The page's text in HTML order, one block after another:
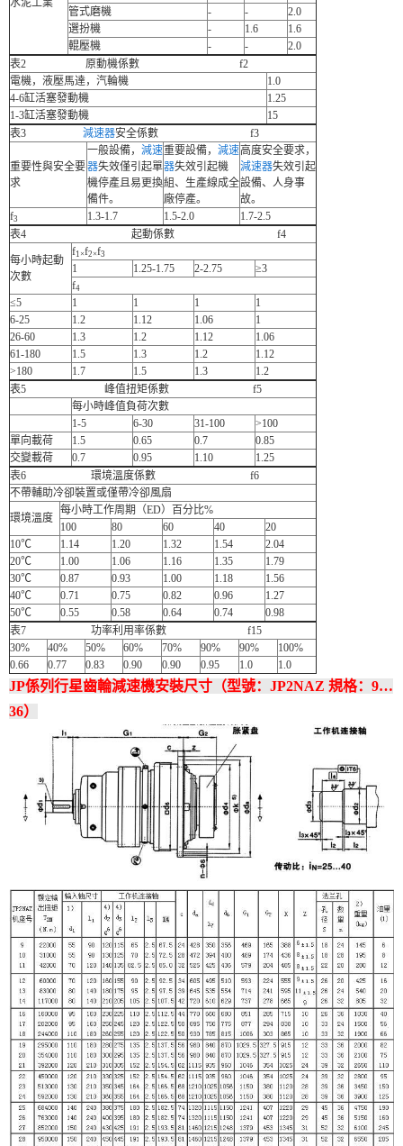
管式磨機
- -
2.0
選扮機
- 1.6
1.6
輥壓機
- -
2.0
表2 原動機係數 f2
電機，液壓馬達，汽輪機
1.0
4-6缸活塞發動機
1.25
1-3缸活塞發動機
15
表3 減速器安全係數 f3
重要性與安全要
求
一般設備， 減速
器失效僅引起單
機停產且易更換
備件。
重要設備， 減速
器失效引起機
組、生產線成全
廠停產。
高度安全要求，
減速器失效引起
設備、人身事
故。
f3 1.3-1.7 1.5-2.0
1.7-2.5
表4 起動係數 f4
每小時起動
次數
f­1 ×f2 ×f3
1 1.25-1.75 2-2.75
≥3
f4
≤5 1 1 1
1
6-25
1.2 1.12 1.06
1
26-60
1.3 1.2 1.12
1.06
61-180
1.5 1.3 1.2
1.12
>180
1.7 1.5 1.3
1.2
表5 峰值扭矩係數 f5
每小時峰值負荷次數
1-5
6-30 31-100
>100
單向載荷
1.5 0.65 0.7
0.85
交變載荷
0.7 0.95 1.10
1.25
表6 環境溫度係數 f6
不帶輔助冷卻裝置或僅帶冷卻風扇
環境溫度
每小時工作周期（ED）百分比%
100
80 60 40
20
10℃
1.14 1.20 1.32 1.54
2.04
20℃
1.00 1.06 1.16 1.35
1.79
30℃
0.87 0.93 1.00 1.18
1.56
40℃
0.71 0.75 0.82 0.96
1.27
50℃
0.55 0.58 0.64 0.74
0.98
表7 功率利用率係數 f15
30%
40% 50% 60% 70% 90% 90%
100%
0.66
0.77 0.83 0.90 0.90 0.95 1.0 1.0
JP係列行星齒輪減速機安裝尺寸（型號：JP2NAZ 規格：9…
36）